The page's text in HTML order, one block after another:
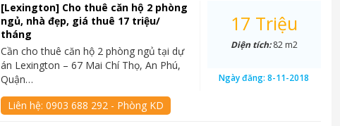
[Lexington] Cho thuê căn hộ 2 phòng
ngủ, nhà đẹp, giá thuê 17 triệu/
tháng
Cần cho thuê căn hộ 2 phòng ngủ tại dự
án Lexington – 67 Mai Chí Thọ, An Phú,
Quận…
Liên hệ:0903 688 292 - Phòng KD
17 Triệu
Diện tích:82 m2
Ngày đăng:8-11-2018